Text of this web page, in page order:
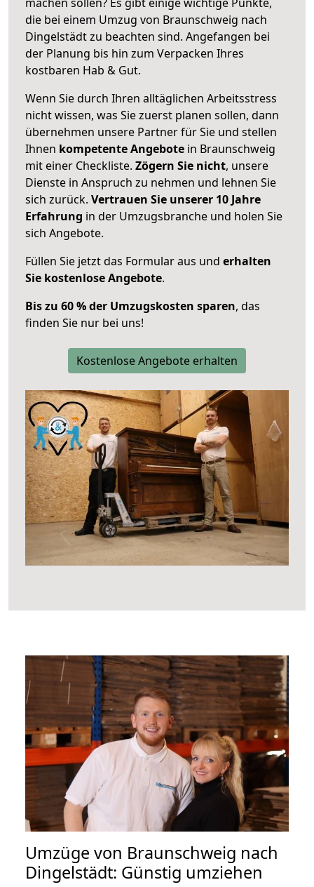
die bei einem Umzug von Braunschweig nach
Dingelstädt zu beachten sind. Angefangen bei
der Planung bis hin zum Verpacken Ihres
kostbaren Hab & Gut.
Wenn Sie durch Ihren alltäglichen Arbeitsstress
nicht wissen, was Sie zuerst planen sollen, dann
übernehmen unsere Partner für Sie und stellen
Ihnen kompetente Angebote in Braunschweig
mit einer Checkliste. Zögern Sie nicht, unsere
Dienste in Anspruch zu nehmen und lehnen Sie
sich zurück. Vertrauen Sie unserer 10 Jahre
Erfahrung in der Umzugsbranche und holen Sie
sich Angebote.
Füllen Sie jetzt das Formular aus und erhalten
Sie kostenlose Angebote.
Bis zu 60 % der Umzugskosten sparen, das
finden Sie nur bei uns!
Kostenlose Angebote erhalten
Umzüge von Braunschweig nach
Dingelstädt: Günstig umziehen